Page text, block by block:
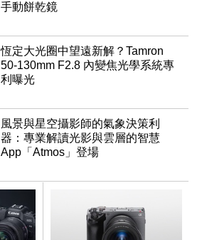
手動餅乾鏡
恆定大光圈中望遠新解？Tamron
50-130mm F2.8 內變焦光學系統專
利曝光
風景與星空攝影師的氣象決策利
器：專業解讀光影與雲層的智慧
App「Atmos」登場